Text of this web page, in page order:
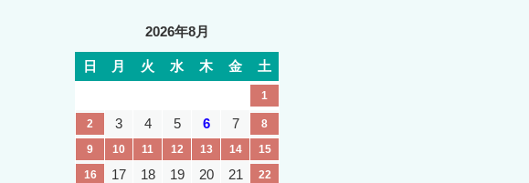
2026年8月
日 月 火 水 木 金 土
1
2 3 4 5 6 7
8
9
10 11 12 13 14
15
16
17 18 19 20 21 22